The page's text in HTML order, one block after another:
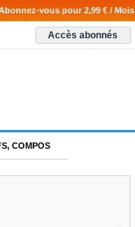
vous pour 2,99 € / Mois
Accès abonnés
COMPOS